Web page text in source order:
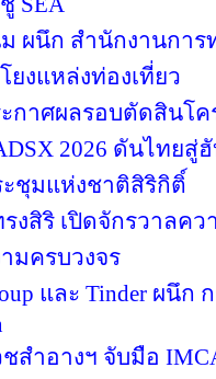
ผนึก สำนักงานการ
ยงแหล่งท่องเที่ยว
กาศผลรอบตัดสินโค
2026 ดันไทยสู่
ชุมแห่งชาติสิริกิติ์
งสิริ เปิดจักรวาลคว
มครบวงจร
และ Tinder ผนึ
สำอางฯ จับมือ